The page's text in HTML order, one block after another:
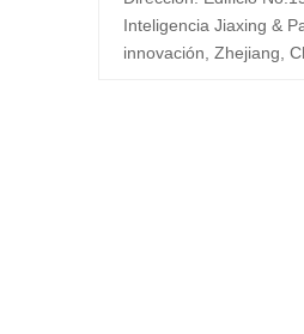
Inteligencia Jiaxing &
innovación, Zhejiang,